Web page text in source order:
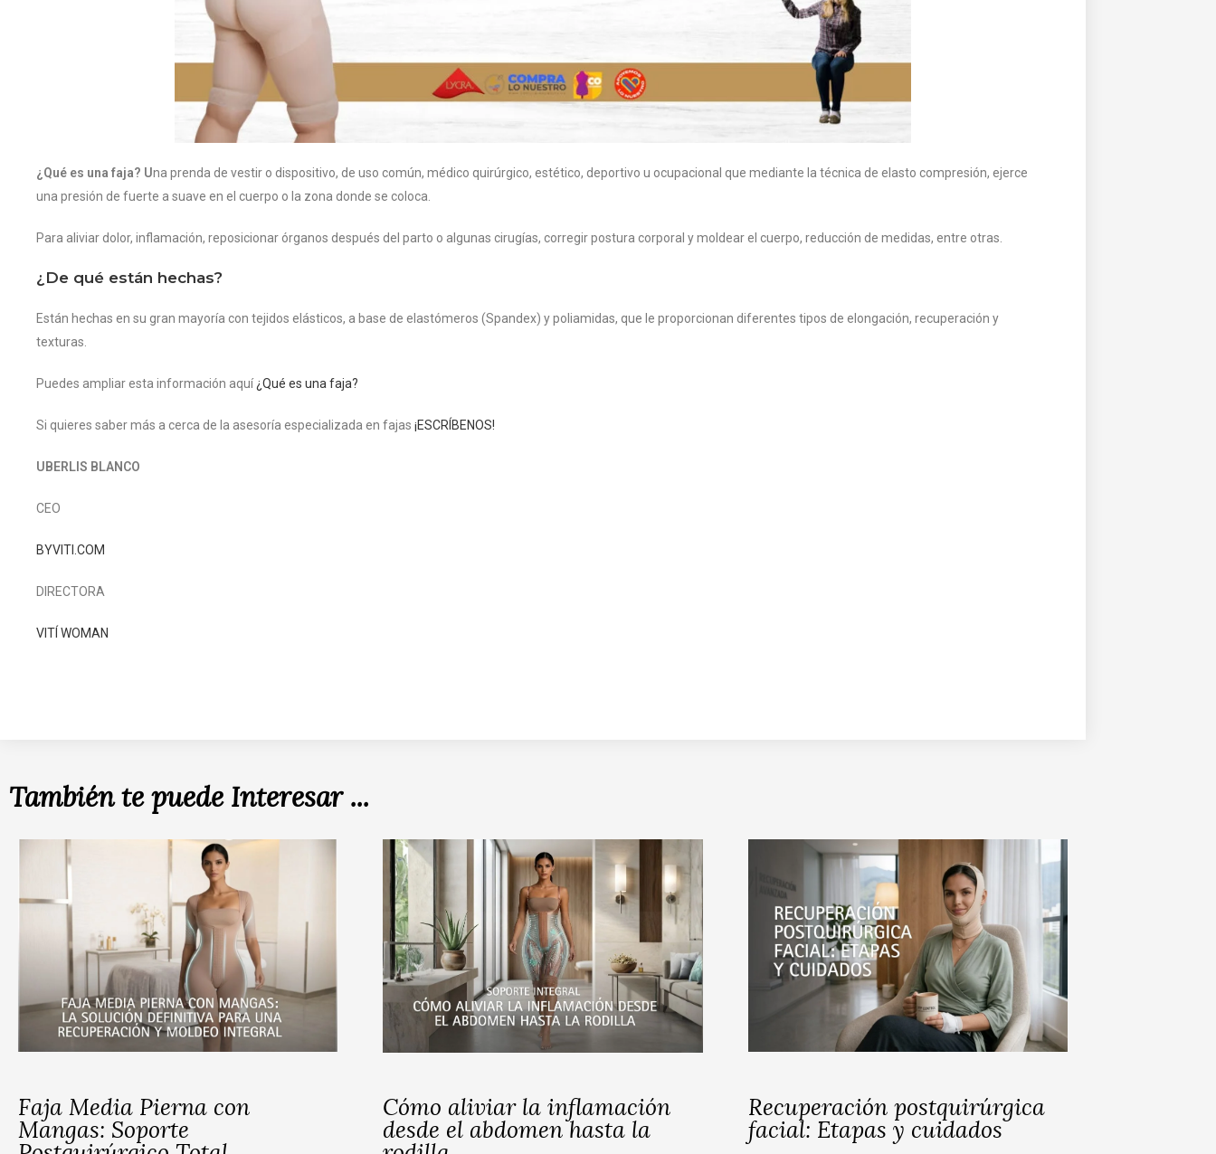
¿Qué es una faja? Una prenda de vestir o dispositivo, de uso común, médico quirúrgico, estético, deportivo u ocupacional que mediante la técnica de elasto compresión, ejerce
una presión de fuerte a suave en el cuerpo o la zona donde se coloca.
Para aliviar dolor, inflamación, reposicionar órganos después del parto o algunas cirugías, corregir postura corporal y moldear el cuerpo, reducción de medidas, entre otras.
¿De qué están hechas?
Están hechas en su gran mayoría con tejidos elásticos, a base de elastómeros (Spandex) y poliamidas, que le proporcionan diferentes tipos de elongación, recuperación y
texturas.
Puedes ampliar esta información aquí¿Qué es una faja?
Si quieres saber más a cerca de la asesoría especializada en fajas ¡ESCRÍBENOS!
UBERLIS BLANCO
CEO
BYVITI.COM
DIRECTORA
VITÍ WOMAN
También te puede Interesar ...
Faja Media Pierna con
Mangas: Soporte
Cómo aliviar la inflamación
desde el abdomen hasta la
Recuperación postquirúrgica
facial: Etapas y cuidados